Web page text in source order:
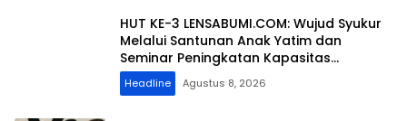
HUT KE-3 LENSABUMI.COM: Wujud Syukur
Melalui Santunan Anak Yatim dan
Seminar Peningkatan Kapasitas
Jurnalistik
Headline Agustus 8, 2026